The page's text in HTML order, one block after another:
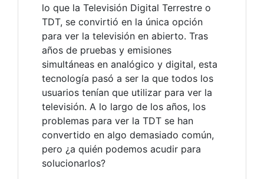
lo que la Televisión Digital Terrestre o
TDT, se convirtió en la única opción
para ver la televisión en abierto. Tras
años de pruebas y emisiones
simultáneas en analógico y digital, esta
tecnología pasó a ser la que todos los
usuarios tenían que utilizar para ver la
televisión. A lo largo de los años, los
problemas para ver la TDT se han
convertido en algo demasiado común,
pero ¿a quién podemos acudir para
solucionarlos?